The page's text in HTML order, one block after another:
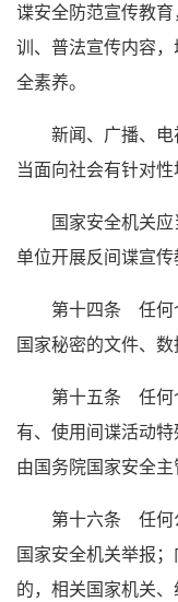
谍安全防范宣传教
训、普法宣传内容
全素养。
新闻、广播、
当面向社会有针对性
国家安全机关
单位开展反间谍宣传
第十四条 任何
国家秘密的文件、数
第十五条 任何
有、使用间谍活动
由国务院国家安全主
第十六条 任何
国家安全机关举报
的，相关国家机关